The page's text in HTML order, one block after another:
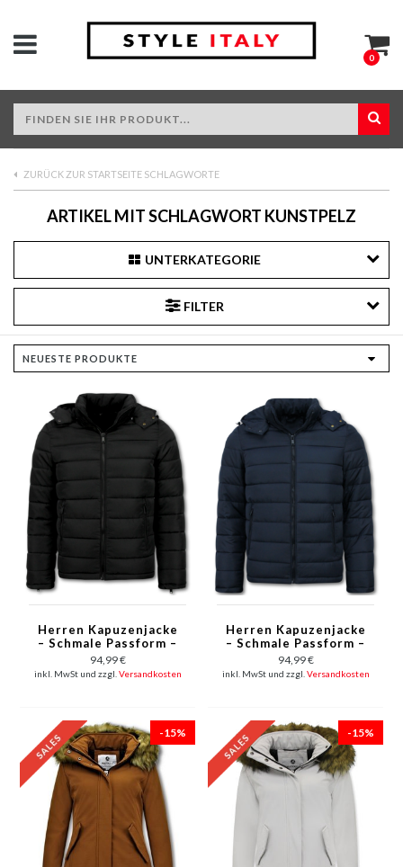
0
ZURÜCK ZUR STARTSEITE SCHLAGWORTE
ARTIKEL MIT SCHLAGWORT KUNSTPELZ
UNTERKATEGORIE
FILTER
Herren Kapuzenjacke
– Schmale Passform –
Mittelschwere Jacke –
8210 – Schwarz
94,99 €
inkl. MwSt und zzgl. Versandkosten
Herren Kapuzenjacke
– Schmale Passform –
Mittelschwere Jacke –
8210 – Blau
94,99 €
inkl. MwSt und zzgl. Versandkosten
-15% -15%